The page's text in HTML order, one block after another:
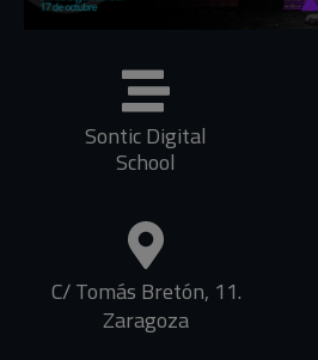
Sontic Digital
School
C/ Tomás Bretón, 11.
Zaragoza